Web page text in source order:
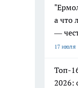
а что
—
17 июля
Топ-
2026: